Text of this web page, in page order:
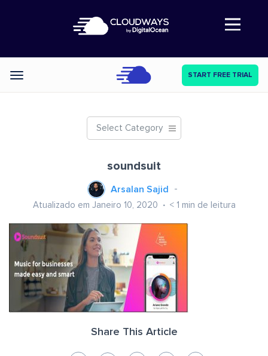
Abre a navegação
Categories START FREE TRIAL
Select Category
soundsuit
Arsalan Sajid
Atualizado em Janeiro 10, 2020 < 1 min de leitura
Share This Article